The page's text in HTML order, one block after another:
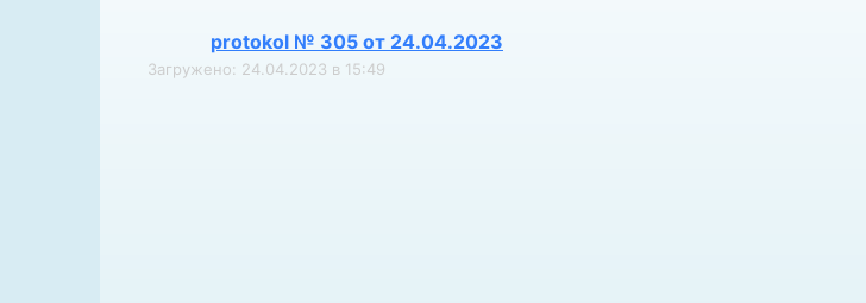
protokol № 305 от 24.04.2023
Загружено: 24.04.2023 в 15:49